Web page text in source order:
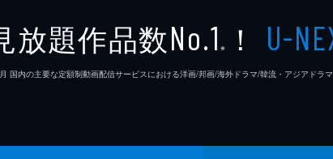
放題作品数No.1 ※ ！ U-
国内の主要な定額制動画配信サービスにおける洋画/邦画/海外ドラマ/韓流・アジアドラ